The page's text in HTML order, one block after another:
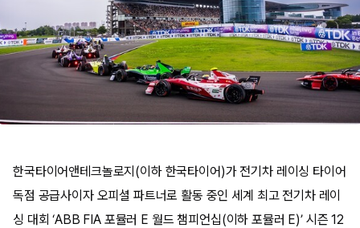
한국타이어앤테크놀로지(이하 한국타이어)가 전기차 레이싱 타이어
독점 공급사이자 오피셜 파트너로 활동 중인 세계 최고 전기차 레이
싱 대회 ‘ABB FIA 포뮬러 E 월드 챔피언십(이하 포뮬러 E)’ 시즌 12